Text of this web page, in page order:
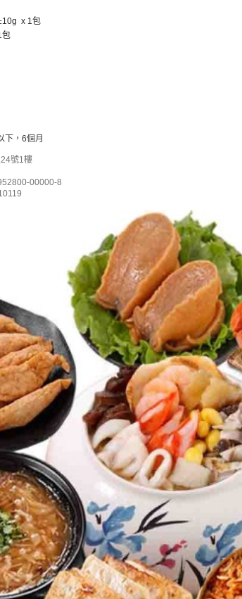
x 1包
包
下，6個月
號1樓
00000-8